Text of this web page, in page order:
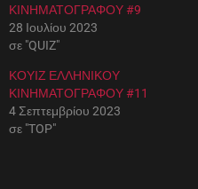
ΚΙΝΗΜΑΤΟΓΡΑΦΟΥ #9
28 Ιουλίου 2023
σε "QUIZ"
ΚΟΥΙΖ ΕΛΛΗΝΙΚΟΥ
ΚΙΝΗΜΑΤΟΓΡΑΦΟΥ #11
4 Σεπτεμβρίου 2023
σε "TOP"